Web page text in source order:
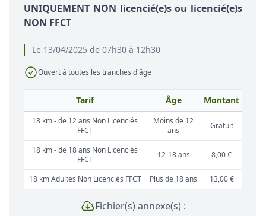
Le 13/04/2025 de 07h30 à 12h30
Ouvert à toutes les tranches d'âge
UNIQUEMENT NON licencié(e)s ou licencié(e)s
NON FFCT
Tarif Âge Montant
18 km - de 12 ans Non Licenciés
FFCT
Moins de 12
ans
Gratuit
18 km - de 18 ans Non Licenciés
FFCT
12-18 ans 8,00 €
18 km Adultes Non Licenciés FFCT Plus de 18 ans 13,00 €
Fichier(s) annexe(s) :